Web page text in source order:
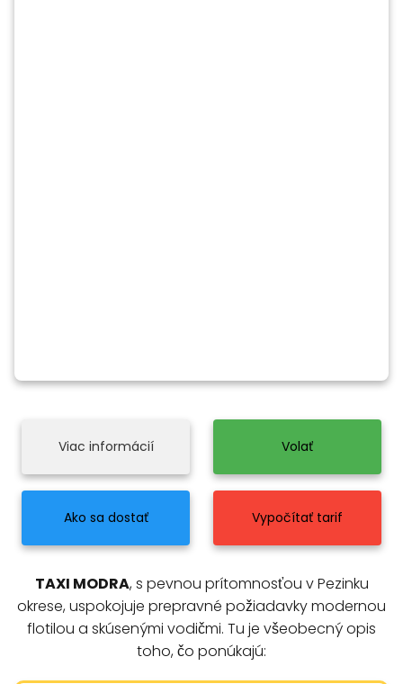
Viac informácií Volať
Ako sa dostať Vypočítať tarif
TAXI MODRA, s pevnou prítomnosťou v Pezinku
okrese, uspokojuje prepravné požiadavky modernou
flotilou a skúsenými vodičmi. Tu je všeobecný opis
toho, čo ponúkajú: